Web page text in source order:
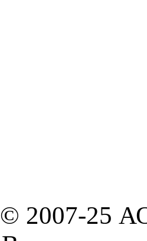
© 2007-25